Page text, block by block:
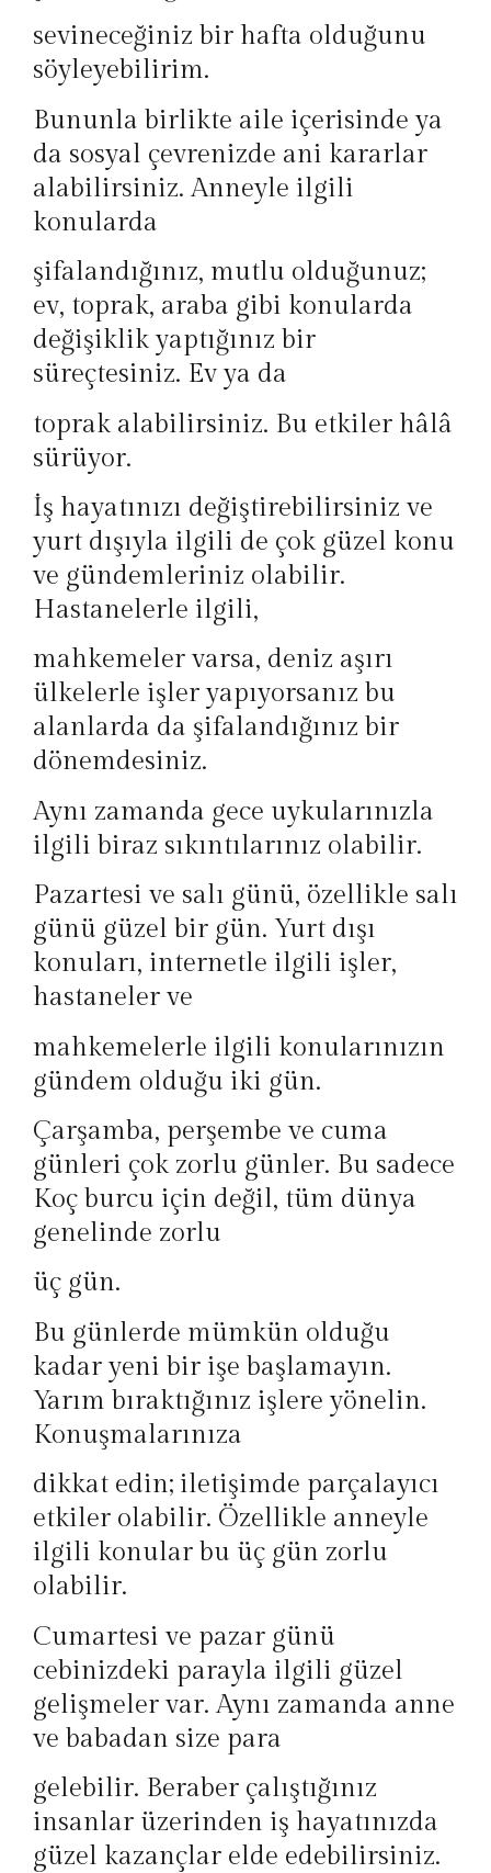
sevineceğiniz bir hafta olduğunu
söyleyebilirim.
Bununla birlikte aile içerisinde ya
da sosyal çevrenizde ani kararlar
alabilirsiniz. Anneyle ilgili
konularda
şifalandığınız, mutlu olduğunuz;
ev, toprak, araba gibi konularda
değişiklik yaptığınız bir
süreçtesiniz. Ev ya da
toprak alabilirsiniz. Bu etkiler hâlâ
sürüyor.
İş hayatınızı değiştirebilirsiniz ve
yurt dışıyla ilgili de çok güzel konu
ve gündemleriniz olabilir.
Hastanelerle ilgili,
mahkemeler varsa, deniz aşırı
ülkelerle işler yapıyorsanız bu
alanlarda da şifalandığınız bir
dönemdesiniz.
Aynı zamanda gece uykularınızla
ilgili biraz sıkıntılarınız olabilir.
Pazartesi ve salı günü, özellikle salı
günü güzel bir gün. Yurt dışı
konuları, internetle ilgili işler,
hastaneler ve
mahkemelerle ilgili konularınızın
gündem olduğu iki gün.
Çarşamba, perşembe ve cuma
günleri çok zorlu günler. Bu sadece
Koç burcu için değil, tüm dünya
genelinde zorlu
üç gün.
Bu günlerde mümkün olduğu
kadar yeni bir işe başlamayın.
Yarım bıraktığınız işlere yönelin.
Konuşmalarınıza
dikkat edin; iletişimde parçalayıcı
etkiler olabilir. Özellikle anneyle
ilgili konular bu üç gün zorlu
olabilir.
Cumartesi ve pazar günü
cebinizdeki parayla ilgili güzel
gelişmeler var. Aynı zamanda anne
ve babadan size para
gelebilir. Beraber çalıştığınız
insanlar üzerinden iş hayatınızda
güzel kazançlar elde edebilirsiniz.